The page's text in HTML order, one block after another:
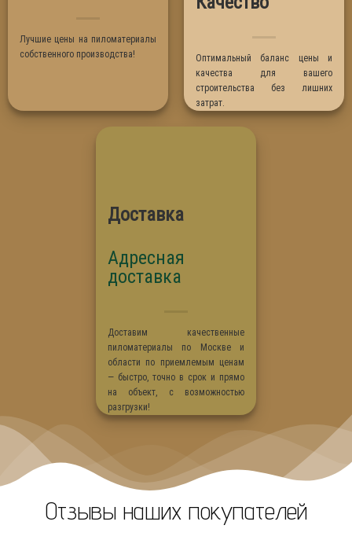
Термо Липа
Лучшие цены на пиломатериалы
собственного производства!
Оптимальный баланс цены и
качества для вашего
строительства без лишних
затрат.
Доставка
Адресная
доставка
Доставим качественные
пиломатериалы по Москве и
области по приемлемым ценам
— быстро, точно в срок и прямо
на объект, с возможностью
разгрузки!
Отзывы наших покупателей